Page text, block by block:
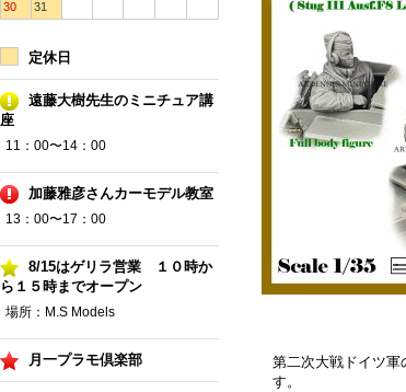
30 31
定休日
遠藤大樹先生のミニチュア講
座
11：00〜14：00
加藤雅彦さんカーモデル教室
13：00〜17：00
8/15はゲリラ営業 １０時か
ら１５時までオープン
場所：M.S Models
月一プラモ倶楽部
第二次大戦ドイツ軍
す。